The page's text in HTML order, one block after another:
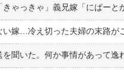
い嫁…冷え切った夫婦の末路が